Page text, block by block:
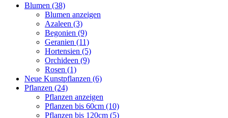
Blumen (38)
Blumen anzeigen
Azaleen (3)
Begonien (9)
Geranien (11)
Hortensien (5)
Orchideen (9)
Rosen (1)
Neue Kunstpflanzen (6)
Pflanzen (24)
Pflanzen anzeigen
Pflanzen bis 60cm (10)
Pflanzen bis 120cm (5)